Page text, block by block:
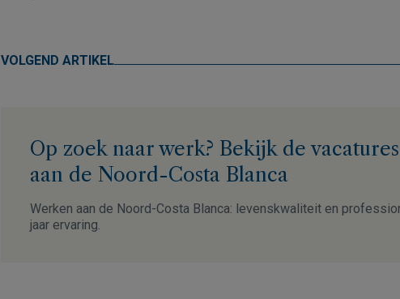
VOLGEND ARTIKEL
Op zoek naar werk? Bekijk de
aan de Noord-Costa Blanca
Werken aan de Noord-Costa Blanca: levenskwaliteit en
jaar ervaring.